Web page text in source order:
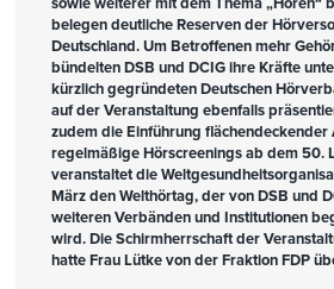
belegen deutliche Reserven der
Deutschland. Um Betroffenen mehr
bündelten DSB und DCIG ihre Kräfte
kürzlich gegründeten Deutschen
auf der Veranstaltung ebenfalls
zudem die Einführung flächendeckender
regelmäßige Hörscreenings ab dem 50.
veranstaltet die
März den Welthörtag, der von DSB und
weiteren Verbänden und Institutionen
wird. Die Schirmherrschaft der
hatte Frau Lütke von der Fraktion FDP